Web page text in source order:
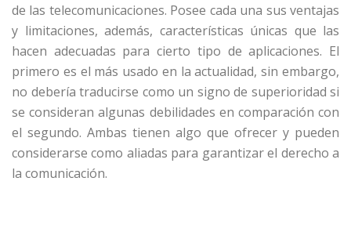
de las telecomunicaciones. Posee cada una sus ventajas
y limitaciones, además, características únicas que las
hacen adecuadas para cierto tipo de aplicaciones. El
primero es el más usado en la actualidad, sin embargo,
no debería traducirse como un signo de superioridad si
se consideran algunas debilidades en comparación con
el segundo. Ambas tienen algo que ofrecer y pueden
considerarse como aliadas para garantizar el derecho a
la comunicación.